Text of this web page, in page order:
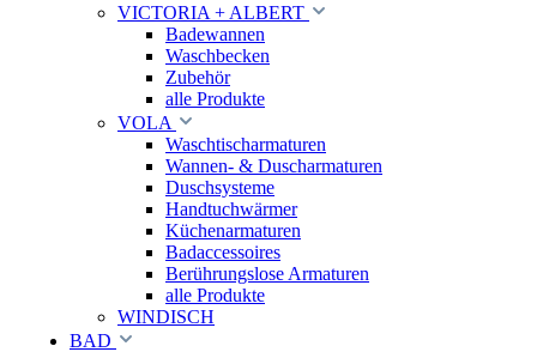
VICTORIA + ALBERT
Badewannen
Waschbecken
Zubehör
alle Produkte
VOLA
Waschtischarmaturen
Wannen- & Duscharmaturen
Duschsysteme
Handtuchwärmer
Küchenarmaturen
Badaccessoires
Berührungslose Armaturen
alle Produkte
WINDISCH
BAD